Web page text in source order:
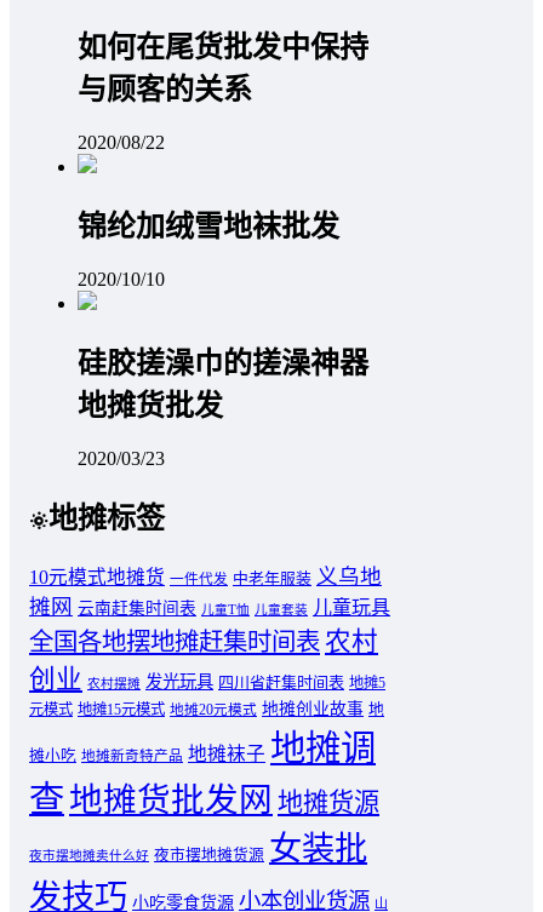
如何在尾货批发中保持
与顾客的关系
2020/08/22
锦纶加绒雪地袜批发
2020/10/10
硅胶搓澡巾的搓澡神器
地摊货批发
2020/03/23
地摊标签
10元模式地摊货 一件代发 中老年服装 义乌地
摊网 云南赶集时间表 儿童T恤 儿童套装 儿童玩具
全国各地摆地摊赶集时间表 农村
创业 农村摆摊 发光玩具 四川省赶集时间表 地摊5
元模式 地摊15元模式 地摊20元模式 地摊创业故事 地
摊小吃 地摊新奇特产品 地摊袜子 地摊调
查地摊货批发网 地摊货源
夜市摆地摊卖什么好 夜市摆地摊货源 女装批
发技巧 小吃零食货源 小本创业货源 山